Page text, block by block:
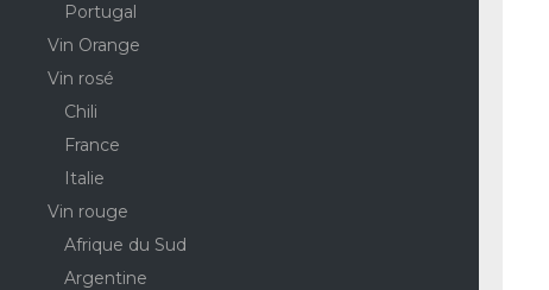
Portugal
Vin Orange
Vin rosé
Chili
France
Italie
Vin rouge
Afrique du Sud
Argentine